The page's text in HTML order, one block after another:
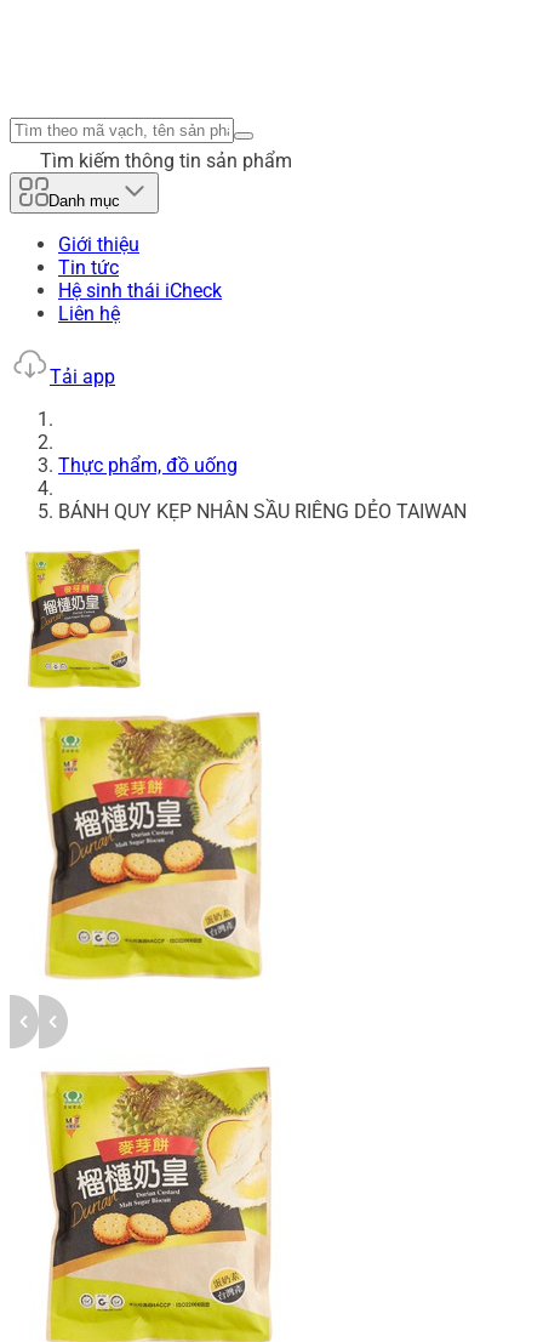
Tìm kiếm thông tin sản phẩm
Danh mục
Giới thiệu
Tin tức
Hệ sinh thái iCheck
Liên hệ
Tải app
Thực phẩm, đồ uống
BÁNH QUY KẸP NHÂN SẦU RIÊNG DẺO TAIWAN